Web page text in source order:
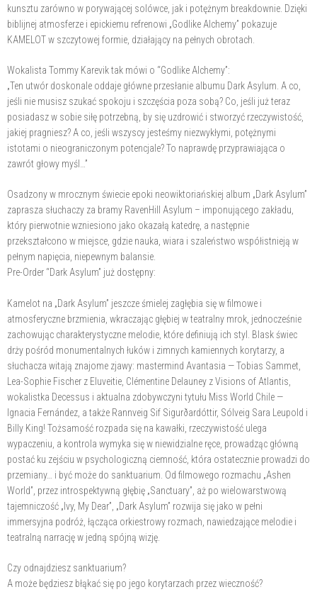
kunsztu zarówno w porywającej solówce, jak i potężnym breakdownie. Dzięki
biblijnej atmosferze i epickiemu refrenowi „Godlike Alchemy” pokazuje
KAMELOT w szczytowej formie, działający na pełnych obrotach.
Wokalista Tommy Karevik tak mówi o “Godlike Alchemy”:
„Ten utwór doskonale oddaje główne przesłanie albumu Dark Asylum. A co,
jeśli nie musisz szukać spokoju i szczęścia poza sobą? Co, jeśli już teraz
posiadasz w sobie siłę potrzebną, by się uzdrowić i stworzyć rzeczywistość,
jakiej pragniesz? A co, jeśli wszyscy jesteśmy niezwykłymi, potężnymi
istotami o nieograniczonym potencjale? To naprawdę przyprawiająca o
zawrót głowy myśl…”
Osadzony w mrocznym świecie epoki neowiktoriańskiej album „Dark Asylum”
zaprasza słuchaczy za bramy RavenHill Asylum – imponującego zakładu,
który pierwotnie wzniesiono jako okazałą katedrę, a następnie
przekształcono w miejsce, gdzie nauka, wiara i szaleństwo współistnieją w
pełnym napięcia, niepewnym balansie.
Pre-Order “Dark Asylum” już dostępny:
Kamelot na „Dark Asylum” jeszcze śmielej zagłębia się w filmowe i
atmosferyczne brzmienia, wkraczając głębiej w teatralny mrok, jednocześnie
zachowując charakterystyczne melodie, które definiują ich styl. Blask świec
drży pośród monumentalnych łuków i zimnych kamiennych korytarzy, a
słuchacza witają znajome zjawy: mastermind Avantasia — Tobias Sammet,
Lea-Sophie Fischer z Eluveitie, Clémentine Delauney z Visions of Atlantis,
wokalistka Decessus i aktualna zdobywczyni tytułu Miss World Chile —
Ignacia Fernández, a także Rannveig Sif Sigurðardóttir, Sólveig Sara Leupold i
Billy King! Tożsamość rozpada się na kawałki, rzeczywistość ulega
wypaczeniu, a kontrola wymyka się w niewidzialne ręce, prowadząc główną
postać ku zejściu w psychologiczną ciemność, która ostatecznie prowadzi do
przemiany… i być może do sanktuarium. Od filmowego rozmachu „Ashen
World”, przez introspektywną głębię „Sanctuary”, aż po wielowarstwową
tajemniczość „Ivy, My Dear”, „Dark Asylum” rozwija się jako w pełni
immersyjna podróż, łącząca orkiestrowy rozmach, nawiedzające melodie i
teatralną narrację w jedną spójną wizję.
Czy odnajdziesz sanktuarium?
A może będziesz błąkać się po jego korytarzach przez wieczność?